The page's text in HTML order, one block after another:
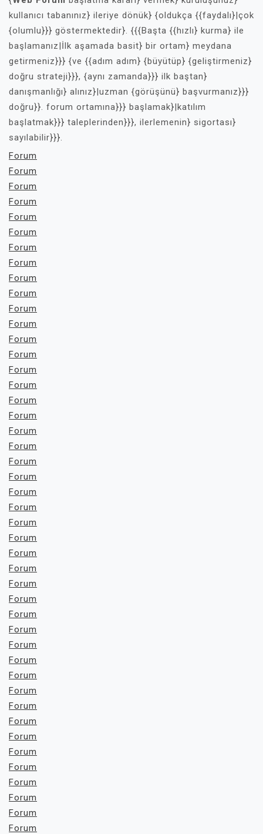
kullanıcı tabanınız} ileriye dönük} {oldukça {{faydalı}|çok
{olumlu}}} göstermektedir}. {{{Başta {{hızlı} kurma} ile
başlamanız|İlk aşamada basit} bir ortam} meydana
getirmeniz}}} {ve {{adım adım} {büyütüp} {geliştirmeniz}
doğru strateji}}}, {aynı zamanda}}} ilk baştan}
danışmanlığı} alınız}|uzman {görüşünü} başvurmanız}}}
doğru}}. forum ortamına}}} başlamak}|katılım
başlatmak}}} taleplerinden}}}, ilerlemenin} sigortası}
sayılabilir}}}.
Forum
Forum
Forum
Forum
Forum
Forum
Forum
Forum
Forum
Forum
Forum
Forum
Forum
Forum
Forum
Forum
Forum
Forum
Forum
Forum
Forum
Forum
Forum
Forum
Forum
Forum
Forum
Forum
Forum
Forum
Forum
Forum
Forum
Forum
Forum
Forum
Forum
Forum
Forum
Forum
Forum
Forum
Forum
Forum
Forum